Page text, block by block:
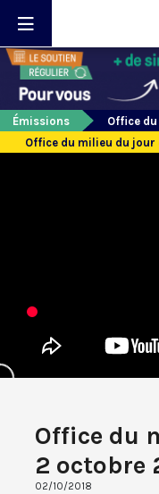
Émissions
Office
Office du milieu du jour
Office du
2 octobre
02/10/2018